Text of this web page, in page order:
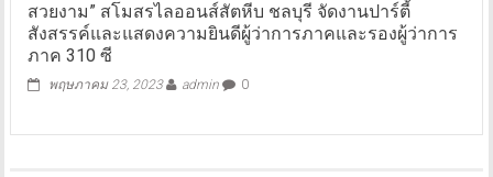
สวยงาม” สโมสรไลออนส์สัตหีบ ชลบุรี จัดงานปาร์ตี้
สังสรรค์และแสดงความยินดีผู้ว่าการภาคและรองผู้ว่าการ
ภาค 310 ซี
พฤษภาคม 23, 2023 admin 0